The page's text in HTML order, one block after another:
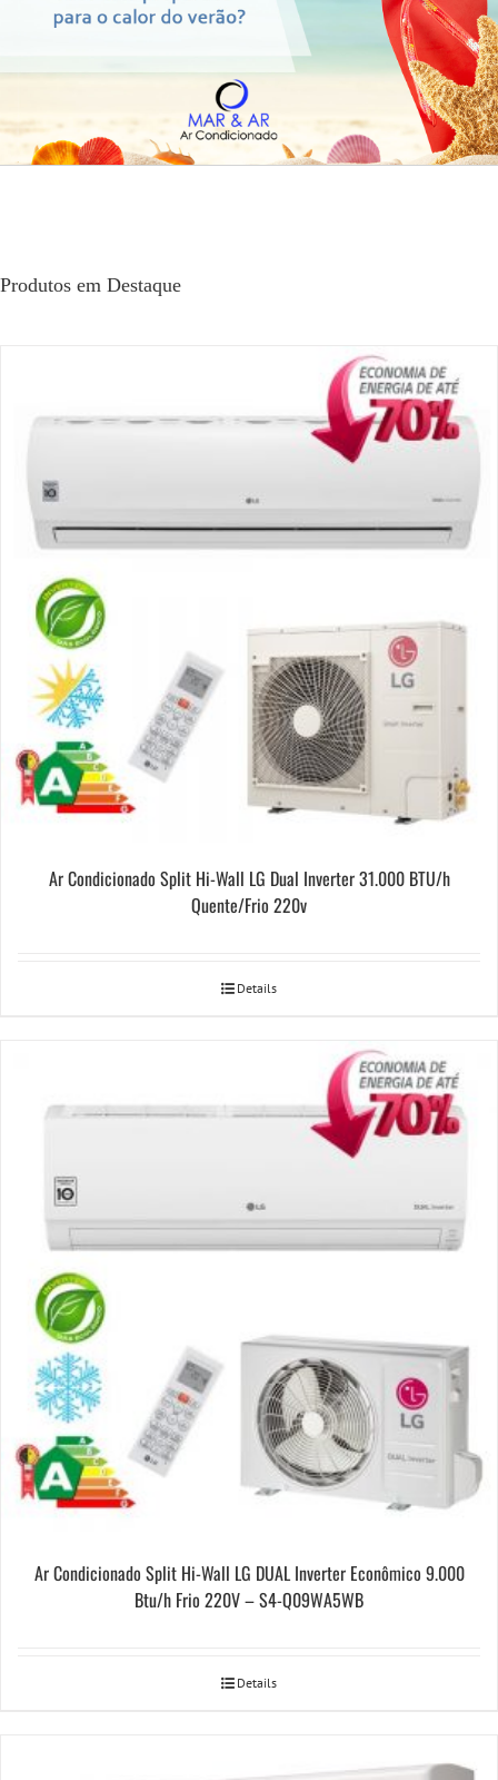
Produtos em Destaque
Ar Condicionado Split Hi-Wall LG Dual Inverter 31.000 BTU/h
Quente/Frio 220v
Details
Ar Condicionado Split Hi-Wall LG DUAL Inverter Econômico 9.000
Btu/h Frio 220V – S4-Q09WA5WB
Details